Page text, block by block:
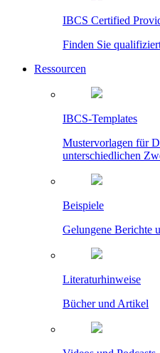
IBCS Certified
Finden Sie
Ressourcen
IBCS-Templates
Mustervorlagen für
unterschiedlichen
Beispiele
Gelungene Berichte
Literaturhinweise
Bücher und Artikel